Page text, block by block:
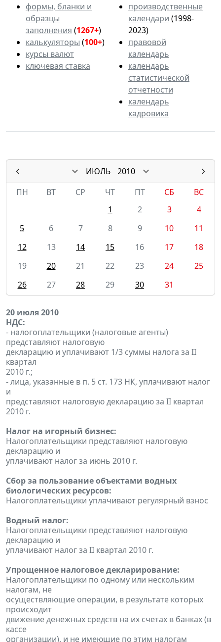
формы, бланки и
образцы
заполнения (1267+)
калькуляторы (100+)
курсы валют
ключевая ставка
производственные
календари (1998-
2023)
правовой
календарь
календарь
статистической
отчетности
календарь
кадровика
ИЮЛЬ
2010
ПН
ВТ СР ЧТ ПТ СБ
ВС
1
2 3
4
5
6 7 8 9 10
11
12
13 14 15 16 17
18
19
20 21 22 23 24
25
26
27 28 29 30 31
20 июля 2010
НДС:
- налогоплательщики (налоговые агенты)
представляют налоговую
декларацию и уплачивают 1/3 суммы налога за II
квартал
2010 г.;
- лица, указанные в п. 5 ст. 173 НК, уплачивают налог
и
представляют налоговую декларацию за II квартал
2010 г.
Налог на игорный бизнес:
Налогоплательщики представляют налоговую
декларацию и
уплачивают налог за июнь 2010 г.
Сбор за пользование объектами водных
биологических ресурсов:
Налогоплательщики уплачивают регулярный взнос
Водный налог:
Налогоплательщики представляют налоговую
декларацию и
уплачивают налог за II квартал 2010 г.
Упрощенное налоговое декларирование:
Налогоплательщики по одному или нескольким
налогам, не
осуществляющие операции, в результате которых
происходит
движение денежных средств на их счетах в банках (в
кассе
организации), и не имеющие по этим налогам